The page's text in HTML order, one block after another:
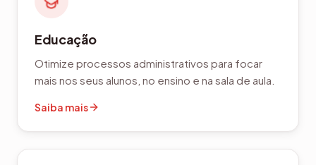
Educação
Otimize processos administrativos para focar
mais nos seus alunos, no ensino e na sala de aula.
Saiba mais